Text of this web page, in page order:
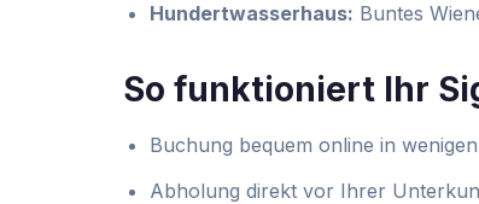
Hundertwasserhaus: Buntes
So funktioniert Ihr
Buchung bequem online in
Abholung direkt vor Ihrer